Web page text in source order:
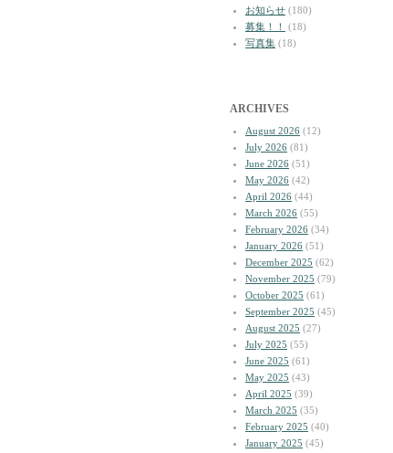
お知らせ (180)
募集！！
(18)
写真集 (18)
ARCHIVES
August 2026 (12)
July 2026 (81)
June 2026 (51)
May 2026 (42)
April 2026 (44)
March 2026 (55)
February 2026 (34)
January 2026 (51)
December 2025 (62)
November 2025 (79)
October 2025 (61)
September 2025 (45)
August 2025 (27)
July 2025 (55)
June 2025 (61)
May 2025 (43)
April 2025 (39)
March 2025 (35)
February 2025 (40)
January 2025 (45)